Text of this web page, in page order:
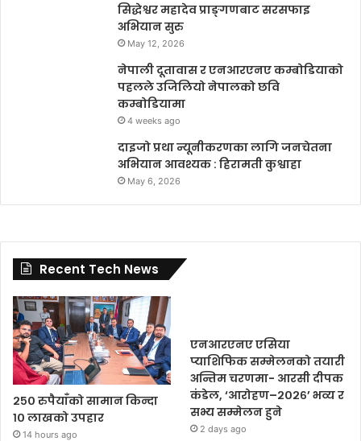
सिद्धेश्वर महादेव प्राङ्गणबाट सरसफाइ
अभियान सुरु
May 12, 2026
नेपाली दूतावास र एनआरएनए कम्बोडियाको
पहलले उजिलियो नेपालको छवि
कम्बोडियामा
4 weeks ago
दाइजो प्रथा न्यूनीकरणका लागि जनचेतना
अभियान आवश्यक : हिरामती कुश्वाहा
May 6, 2026
Recent Tech News
२५० रुपैयाँको सामान किन्दा
१० लाखको उपहार
14 hours ago
एनआरएनए एसिया
प्याशिफिक सम्मेलनको तयारी
अन्तिम चरणमा- आरसी दीपक
कंडेल, ‘आरोहण–२०२६’ भव्य र
सभ्य सम्मेलन हुने
2 days ago